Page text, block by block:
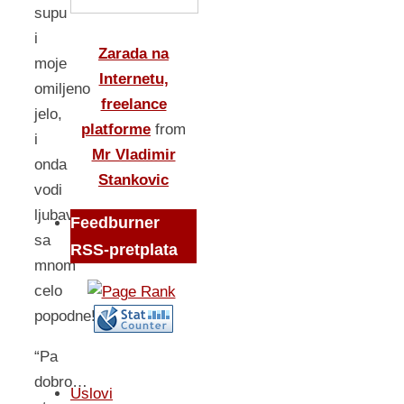
supu
i
moje
omiljeno
jelo,
i
onda
vodi
ljubav
sa
mnom
celo
popodne!”
“Pa
dobro…
Zarada na
Internetu,
freelance
platforme from
Mr Vladimir
Stankovic
Feedburner
RSS-pretplata
Uslovi